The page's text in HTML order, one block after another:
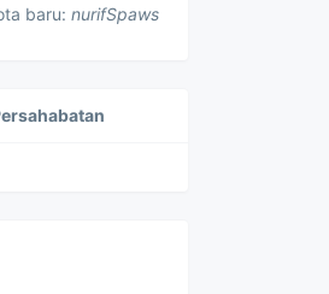
baru: nurifSpaws